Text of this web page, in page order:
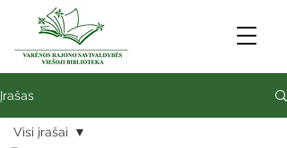
Įrašas
Visi įrašai